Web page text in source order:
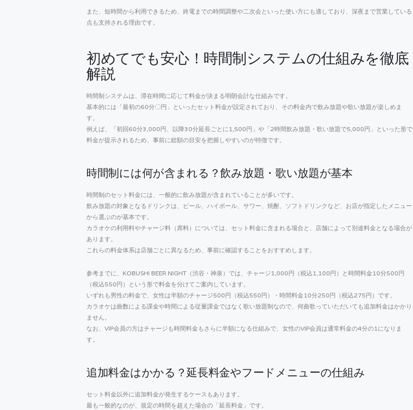
また、短時間から利用できるため、終電までの時間調整や二次会といった使い方にも適しており、深夜まで営業している
点も支持される理由です。
初めてでも安心！時間制システムの仕組みを徹底
解説
時間制システムは、滞在時間に応じて料金が決まる明朗会計な仕組みです。
基本的には「最初の60分〇円」といったセット料金が設定されており、その料金内で飲み放題や歌い放題が楽しめま
す。
例えば、「初回60分3,000円、以降30分延長ごとに1,500円」や「2時間飲み放題・歌い放題で5,000円」といった形で
料金が提示されるため、事前に総額の目安を把握しやすいのが特徴です。
時間制には何が含まれる？飲み放題・歌い放題が基本
時間制のセット料金には、一般的に飲み放題が含まれていることが多いです。
飲み放題の対象となるドリンクは、ビール、ハイボール、サワー、焼酎、ソフトドリンクなど、お店が指定したメニュー
から選ぶのが基本です。
カラオケの利用料やチャージ料（席料）については、セット料金に含まれる場合と、店舗によって別途料金となる場合が
あります。
これらの料金体系は店舗ごとに異なるため、事前に確認することをおすすめします。
参考までに、KOBUSHI BEER NIGHT（渋谷・神泉）では、チャージ1,000円（税込1,100円）と時間料金10分500円
（税込550円）という形で料金を分けてご案内しています。
いずれも男性の料金で、女性は半額のチャージ500円（税込550円）・時間料金10分250円（税込275円）です。
カラオケは曲数による課金や時間による従量課金ではなく歌い放題制なので、何曲歌っていただいても追加料金はかかり
ません。
なお、VIP会員の方はチャージも時間料金もさらに半額になる仕組みで、女性のVIP会員は通常料金の4分の1になりま
す。
追加料金はかかる？延長料金やフードメニューの仕組み
セット料金以外に追加料金が発生するケースもあります。
最も一般的なのが、規定の時間を超えた場合の「延長料金」です。